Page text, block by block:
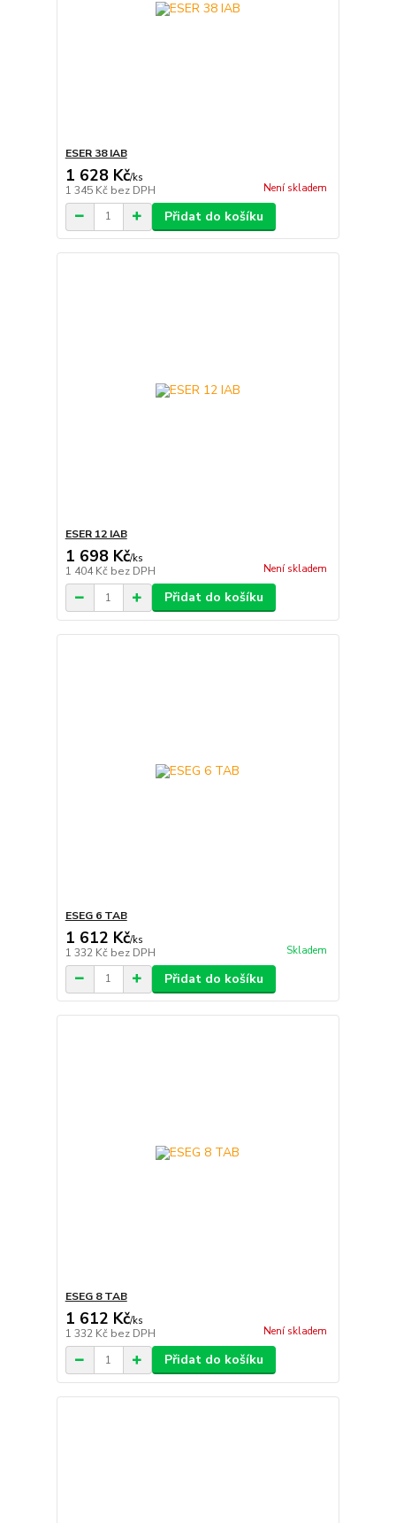
ESER 38 IAB
1 628 Kč/ks
1 345 Kč bez DPH Není skladem
Přidat do košíku
ESER 12 IAB
1 698 Kč/ks
1 404 Kč bez DPH Není skladem
Přidat do košíku
ESEG 6 TAB
1 612 Kč/ks
1 332 Kč bez DPH Skladem
Přidat do košíku
ESEG 8 TAB
1 612 Kč/ks
1 332 Kč bez DPH Není skladem
Přidat do košíku